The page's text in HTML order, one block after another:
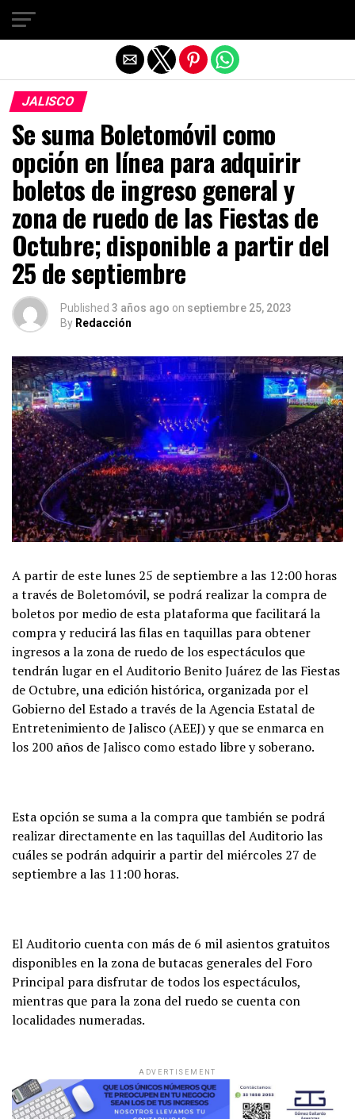
JALISCO
Se suma Boletomóvil como
opción en línea para adquirir
boletos de ingreso general y
zona de ruedo de las Fiestas de
Octubre; disponible a partir del
25 de septiembre
Published 3 años ago on septiembre 25, 2023
By Redacción
A partir de este lunes 25 de septiembre a las 12:00 horas
a través de Boletomóvil, se podrá realizar la compra de
boletos por medio de esta plataforma que facilitará la
compra y reducirá las filas en taquillas para obtener
ingresos a la zona de ruedo de los espectáculos que
tendrán lugar en el Auditorio Benito Juárez de las Fiestas
de Octubre, una edición histórica, organizada por el
Gobierno del Estado a través de la Agencia Estatal de
Entretenimiento de Jalisco (AEEJ) y que se enmarca en
los 200 años de Jalisco como estado libre y soberano.
Esta opción se suma a la compra que también se podrá
realizar directamente en las taquillas del Auditorio las
cuáles se podrán adquirir a partir del miércoles 27 de
septiembre a las 11:00 horas.
El Auditorio cuenta con más de 6 mil asientos gratuitos
disponibles en la zona de butacas generales del Foro
Principal para disfrutar de todos los espectáculos,
mientras que para la zona del ruedo se cuenta con
localidades numeradas.
ADVERTISEMENT